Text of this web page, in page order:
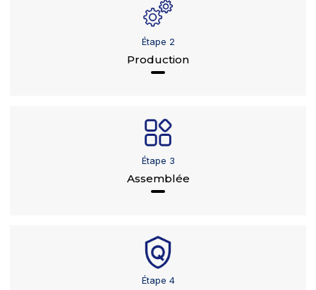
Étape 2
Production
Étape 3
Assemblée
Étape 4